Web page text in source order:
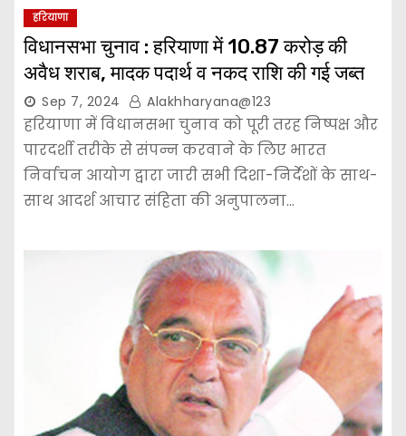
हरियाणा
विधानसभा चुनाव : हरियाणा में 10.87 करोड़ की
अवैध शराब, मादक पदार्थ व नकद राशि की गई जब्त
Sep 7, 2024 Alakhharyana@123
हरियाणा में विधानसभा चुनाव को पूरी तरह निष्पक्ष और
पारदर्शी तरीके से संपन्न करवाने के लिए भारत
निर्वाचन आयोग द्वारा जारी सभी दिशा-निर्देशों के साथ-
साथ आदर्श आचार संहिता की अनुपालना…